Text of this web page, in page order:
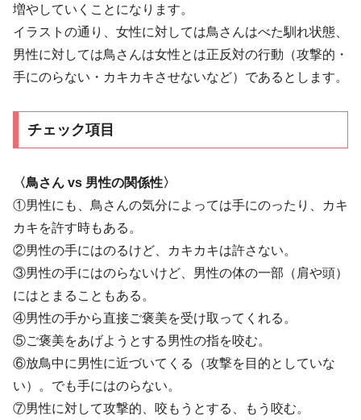
増やしていくことになります。
イラストの通り、女性に対しては鳥さんはべた馴れ状態、
男性に対しては鳥さんは女性とは正反対の行動（攻撃的・
手にのらない・カキカキさせないなど）であるとします。
チェック項目
〈鳥さん vs 男性の関係性〉
①男性にも、鳥さんの気分によっては手にのったり、カキ
カキを許す時もある。
②男性の手にはのるけど、カキカキは許さない。
③男性の手にはのらないけど、男性の体の一部（肩や頭）
にはとまることもある。
④男性の手から直接ご褒美を受け取ってくれる。
⑤ご褒美をあげようとする男性の指を咬む。
⑥放鳥中に男性に近づいてくる（攻撃を目的としていな
い）。でも手にはのらない。
⑦男性に対して攻撃的、咬もうとする、もう咬む。